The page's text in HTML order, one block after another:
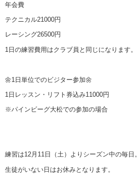
年会費
テクニカル21000円
レーシング26500円
1日の練習費用はクラブ員と同じになります。
🌼1日単位でのビジター参加🌼
1日レッスン・リフト券込み11000円
※パインビーグ大松での参加の場合
練習は12月11日（土）よりシーズン中の毎日。
生徒がいない日はお休みとなります。